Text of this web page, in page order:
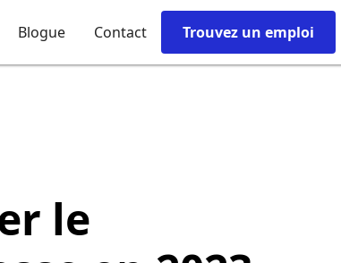
Blogue Contact Trouvez un emploi
le